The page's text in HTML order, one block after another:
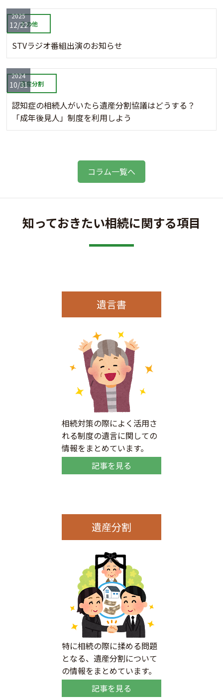
その他
STVラジオ番組出演のお知らせ
2025
12/22
遺産分割
認知症の相続人がいたら遺産分割協議はどうする？
「成年後見人」制度を利用しよう
2024
10/31
コラム一覧へ
知っておきたい相続に関する項目
遺言書
相続対策の際によく活用さ
れる制度の遺言に関しての
情報をまとめています。
記事を見る
遺産分割
特に相続の際に揉める問題
となる、遺産分割について
の情報をまとめています。
記事を見る